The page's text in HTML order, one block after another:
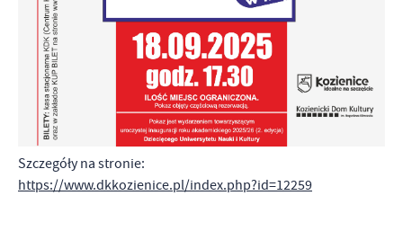
Szczegóły na stronie:
https://www.dkkozienice.pl/index.php?id=12259
Firmy te działają w charakterze pośredników prezentujących nasze
treści w postaci wiadomości, ofert, komunikatów mediów
społecznościowych.